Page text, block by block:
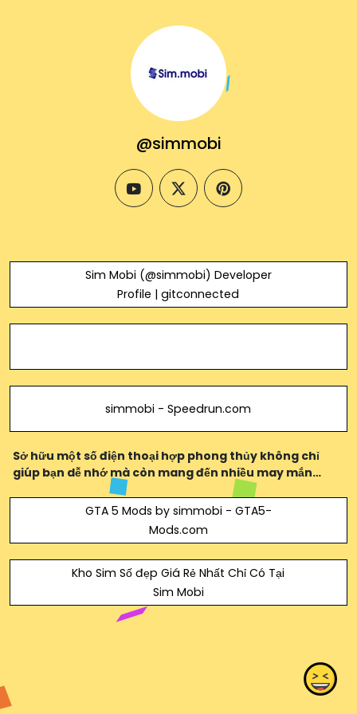
@simmobi
youtubetwitterpinterest
Sim Mobi (@simmobi) Developer
Profile | gitconnected
simmobi - Speedrun.com
Sở hữu một số điện thoại hợp phong thủy không chỉ
giúp bạn dễ nhớ mà còn mang đến nhiều may mắn
trong công việc và cuộc sống.
GTA 5 Mods by simmobi - GTA5-
Mods.com
Kho Sim Số đẹp Giá Rẻ Nhất Chỉ Có Tại
Sim Mobi